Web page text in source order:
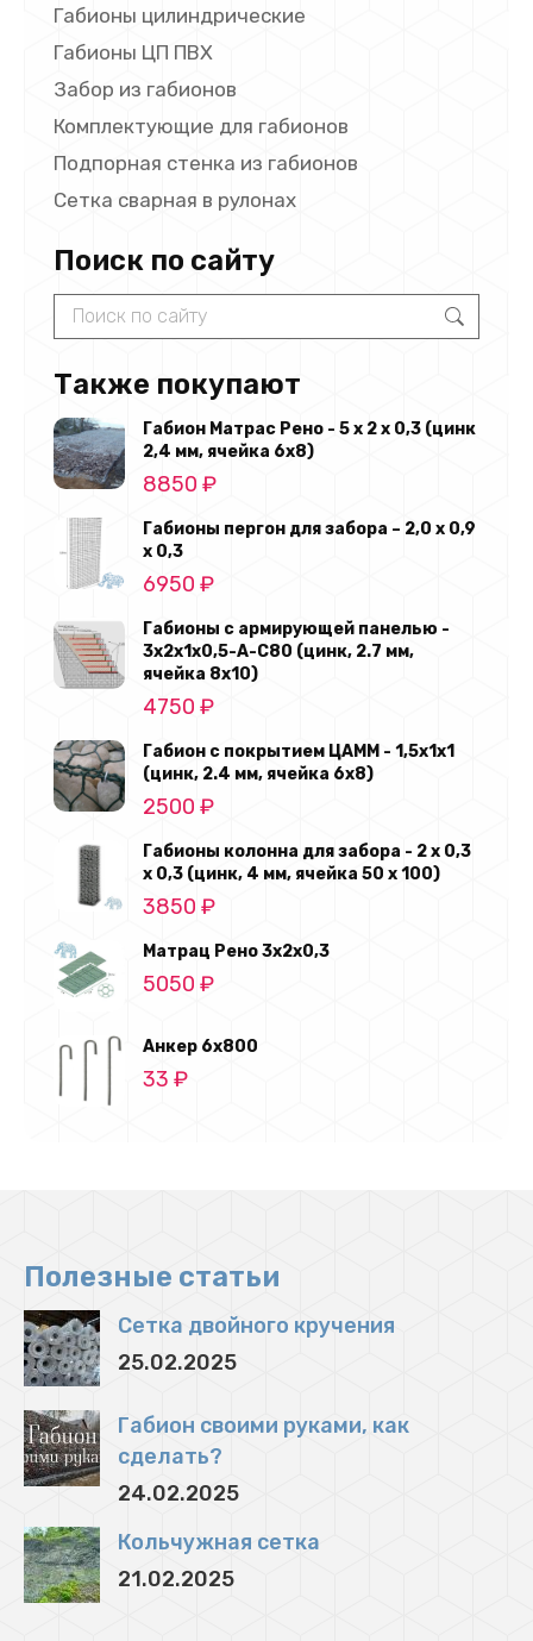
Габионы цилиндрические
Габионы ЦП ПВХ
Забор из габионов
Комплектующие для габионов
Подпорная стенка из габионов
Сетка сварная в рулонах
Поиск по сайту
Search:
Также покупают
Габион Матрас Рено - 5 х 2 х 0,3 (цинк
2,4 мм, ячейка 6х8)
8850 ₽
Габионы пергон для забора – 2,0 х 0,9
х 0,3
6950 ₽
Габионы с армирующей панелью -
3х2х1х0,5-А-С80 (цинк, 2.7 мм,
ячейка 8х10)
4750 ₽
Габион с покрытием ЦАММ - 1,5х1х1
(цинк, 2.4 мм, ячейка 6х8)
2500 ₽
Габионы колонна для забора - 2 х 0,3
х 0,3 (цинк, 4 мм, ячейка 50 х 100)
3850 ₽
Матрац Рено 3х2х0,3
5050 ₽
Анкер 6х800
33 ₽
Полезные статьи
Сетка двойного кручения
25.02.2025
Габион своими руками, как
сделать?
24.02.2025
Кольчужная сетка
21.02.2025